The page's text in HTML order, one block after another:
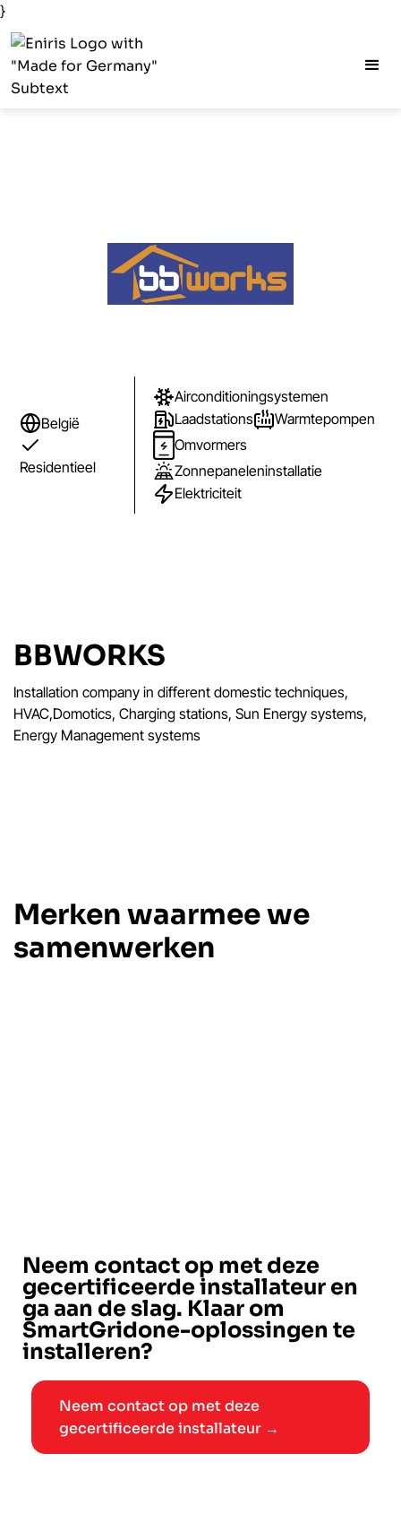
}
België
Residentieel
Airconditioningsystemen
Laadstations
Warmtepompen
Omvormers
Zonnepaneleninstallatie
Elektriciteit
BBWORKS
Installation company in different domestic techniques,
HVAC,Domotics, Charging stations, Sun Energy systems,
Energy Management systems
Merken waarmee we
samenwerken
Neem contact op met deze
gecertificeerde installateur en
ga aan de slag. Klaar om
SmartGridone-oplossingen te
installeren?
Neem contact op met deze
gecertificeerde installateur →